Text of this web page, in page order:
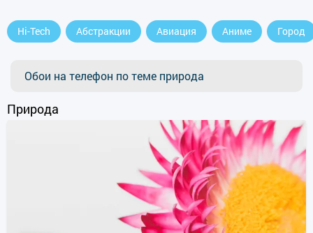
Hi-Tech Абстракции Авиация Аниме Город
Обои на телефон по теме природа
Природа